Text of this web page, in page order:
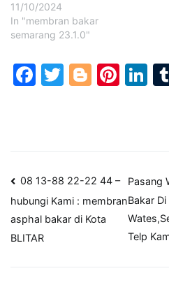
11/10/2024
In "membran bakar
semarang 23.1.0"
Facebook
Twitter
Blogger
Post
navigation
08 13-88 22-22 44 –
hubungi Kami : membran
asphal bakar di Kota
BLITAR
Pasang
Bakar
Telp